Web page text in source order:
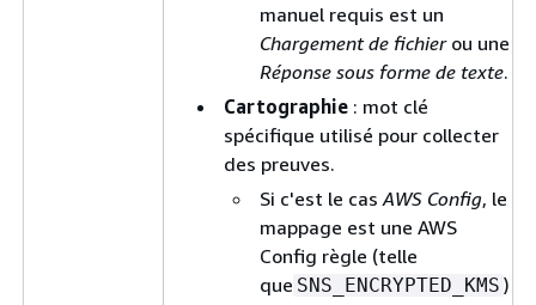
manuel requis est un
Chargement de fichierou une
Réponse sous forme de texte.
Cartographie : mot clé
spécifique utilisé pour collecter
des preuves.
Si c'est le casAWS Config, le
mappage est une AWS
Config règle (telle
que SNS_ENCRYPTED_KMS )